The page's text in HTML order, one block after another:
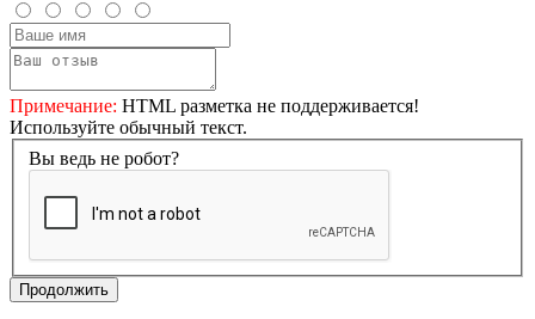
Примечание: HTML разметка не поддерживается!
Используйте обычный текст.
Вы ведь не робот?
Продолжить